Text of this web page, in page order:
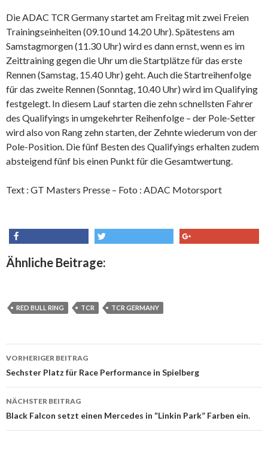
Die ADAC TCR Germany startet am Freitag mit zwei Freien
Trainingseinheiten (09.10 und 14.20 Uhr). Spätestens am
Samstagmorgen (11.30 Uhr) wird es dann ernst, wenn es im
Zeittraining gegen die Uhr um die Startplätze für das erste
Rennen (Samstag, 15.40 Uhr) geht. Auch die Startreihenfolge
für das zweite Rennen (Sonntag, 10.40 Uhr) wird im Qualifying
festgelegt. In diesem Lauf starten die zehn schnellsten Fahrer
des Qualifyings in umgekehrter Reihenfolge – der Pole-Setter
wird also von Rang zehn starten, der Zehnte wiederum von der
Pole-Position. Die fünf Besten des Qualifyings erhalten zudem
absteigend fünf bis einen Punkt für die Gesamtwertung.
Text : GT Masters Presse – Foto : ADAC Motorsport
share
Ähnliche Beitrage:
RED BULL RING TCR TCR GERMANY
Beitrags-
Navigation
VORHERIGER BEITRAG
Sechster Platz für Race Performance in Spielberg
NÄCHSTER BEITRAG
Black Falcon setzt einen Mercedes in “Linkin Park” Farben ein.